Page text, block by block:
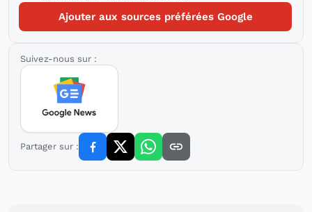
Ajouter aux sources préférées Google
Suivez-nous sur :
Partager sur :